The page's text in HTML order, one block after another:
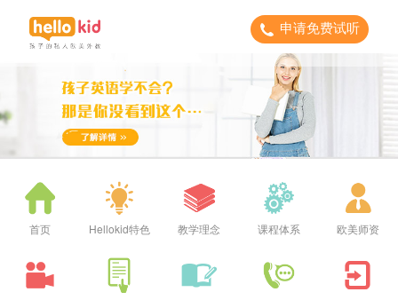
申请免费试听
首页 Hellokid特色 教学理念 课程体系 欧美师资